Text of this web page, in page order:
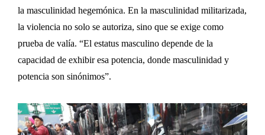
la masculinidad hegemónica. En la masculinidad militarizada,
la violencia no solo se autoriza, sino que se exige como
prueba de valía. “El estatus masculino depende de la
capacidad de exhibir esa potencia, donde masculinidad y
potencia son sinónimos”.